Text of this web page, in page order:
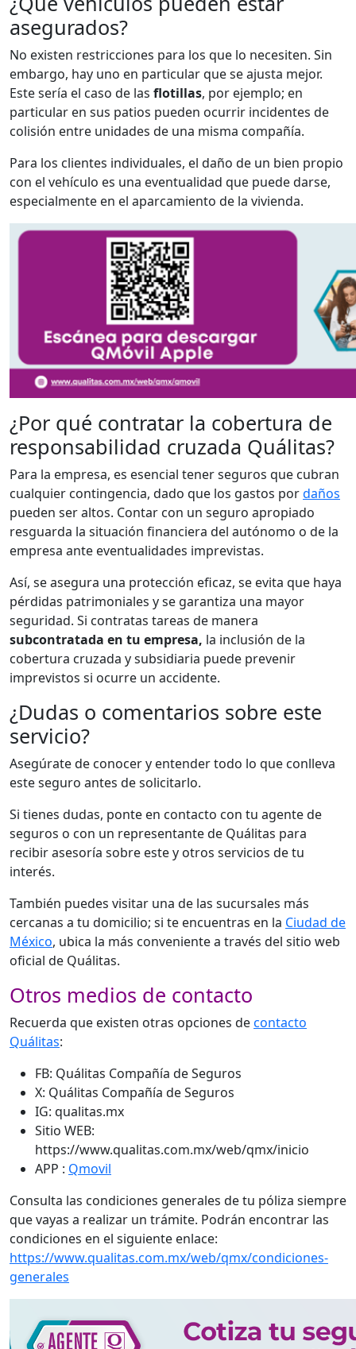
asegurados?
No existen restricciones para los que lo necesiten. Sin
embargo, hay uno en particular que se ajusta mejor.
Este sería el caso de las flotillas, por ejemplo; en
particular en sus patios pueden ocurrir incidentes de
colisión entre unidades de una misma compañía.
Para los clientes individuales, el daño de un bien propio
con el vehículo es una eventualidad que puede darse,
especialmente en el aparcamiento de la vivienda.
¿Por qué contratar la cobertura de
responsabilidad cruzada Quálitas?
Para la empresa, es esencial tener seguros que cubran
cualquier contingencia, dado que los gastos pordaños
pueden ser altos. Contar con un seguro apropiado
resguarda la situación financiera del autónomo o de la
empresa ante eventualidades imprevistas.
Así, se asegura una protección eficaz, se evita que haya
pérdidas patrimoniales y se garantiza una mayor
seguridad. Si contratas tareas de manera
subcontratada en tu empresa, la inclusión de la
cobertura cruzada y subsidiaria puede prevenir
imprevistos si ocurre un accidente.
¿Dudas o comentarios sobre este
servicio?
Asegúrate de conocer y entender todo lo que conlleva
este seguro antes de solicitarlo.
Si tienes dudas, ponte en contacto con tu agente de
seguros o con un representante de Quálitas para
recibir asesoría sobre este y otros servicios de tu
interés.
También puedes visitar una de las sucursales más
cercanas a tu domicilio; si te encuentras en la Ciudad de
México, ubica la más conveniente a través del sitio web
oficial de Quálitas.
Otros medios de contacto
Recuerda que existen otras opciones decontacto
Quálitas:
FB: Quálitas Compañía de Seguros
X: Quálitas Compañía de Seguros
IG: qualitas.mx
Sitio WEB:
https://www.qualitas.com.mx/web/qmx/inicio
APP : Qmovil
Consulta las condiciones generales de tu póliza siempre
que vayas a realizar un trámite. Podrán encontrar las
condiciones en el siguiente enlace:
https://www.qualitas.com.mx/web/qmx/condiciones-
generales